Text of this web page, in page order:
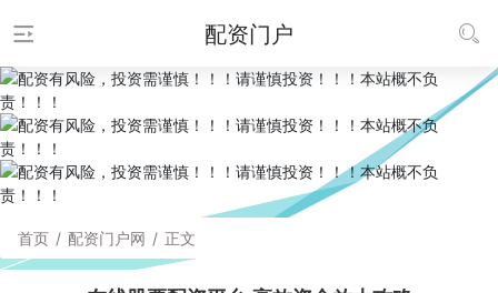
配资门户
首页 / 配资门户网 / 正文